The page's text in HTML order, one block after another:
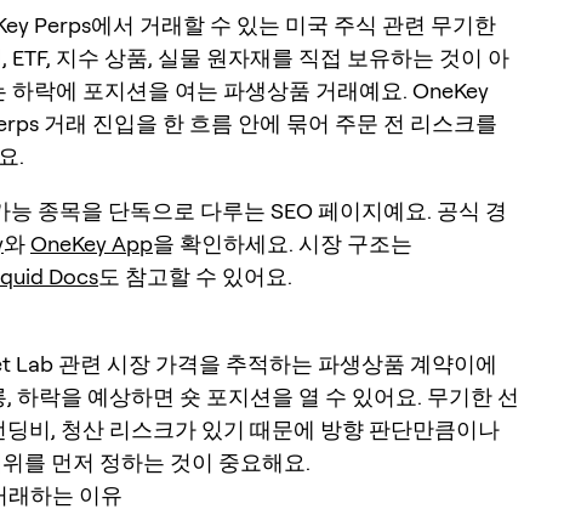
Perps에서 거래할 수 있는 미국 주식 관련 무기한
ETF, 지수 상품, 실물 원자재를 직접 보유하는 것이 아
하락에 포지션을 여는 파생상품 거래예요. OneKey
거래 진입을 한 흐름 안에 묶어 주문 전 리스크를
.
능 종목을 단독으로 다루는 SEO 페이지예요. 공식 경
와OneKey App을 확인하세요. 시장 구조는
Docs도 참고할 수 있어요.
Lab 관련 시장 가격을 추적하는 파생상품 계약이에
하락을 예상하면 숏 포지션을 열 수 있어요. 무기한 선
비, 청산 리스크가 있기 때문에 방향 판단만큼이나
를 먼저 정하는 것이 중요해요.
래하는 이유